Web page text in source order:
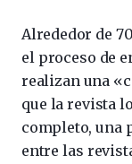
Alrededor de
el proceso de
realizan una
que la revista
completo, una
entre las